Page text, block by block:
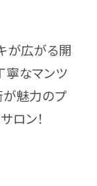
が広がる開
なマンツ
が魅力のプ
ロン！